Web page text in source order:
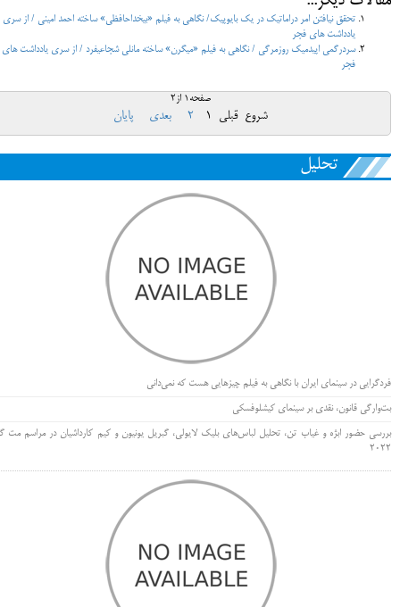
تحقق نیافتن امر دراماتیک در یک بایوپیک/ نگاهی به فیلم «بی‎خداحافظی» ساخته احمد امینی / از سری
یادداشت های فجر
سردرگمی اپیدمیک روزمرگی / نگاهی به فیلم «میگرن» ساخته مانلی شجاعی‎فرد / از سری یادداشت های
فجر
صفحه1 از2
شروع قبلی 1
2 بعدی پایان
تحلیل
فردگرایی در سینمای ایران با نگاهی به فیلم چیزهایی هست که نمی‌دانی
بت‌وارگی قانون، نقدی بر سینمای کیشلوفسکی
بررسی حضور ابژه و غیاب تن، تحلیل لباس‌های بلیک لایولی، گبریل یونیون و کیم کارداشیان در مراسم مت
۲۰۲۲